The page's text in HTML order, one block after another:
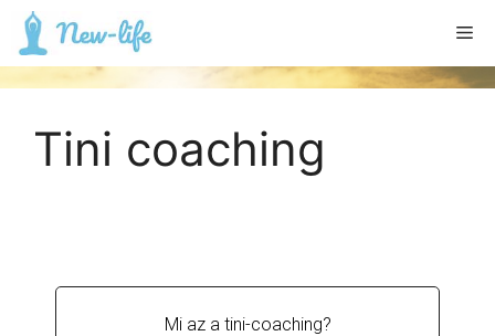
Tini coaching
Mi az a tini-coaching?